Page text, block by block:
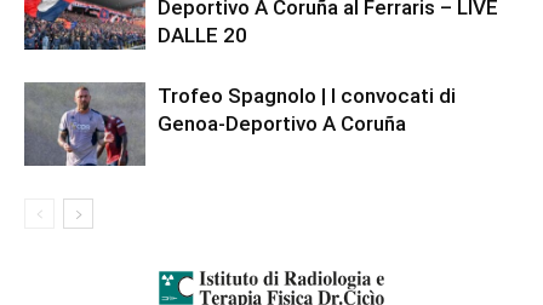
Deportivo A Coruña al Ferraris – LIVE
DALLE 20
Trofeo Spagnolo | I convocati di
Genoa-Deportivo A Coruña